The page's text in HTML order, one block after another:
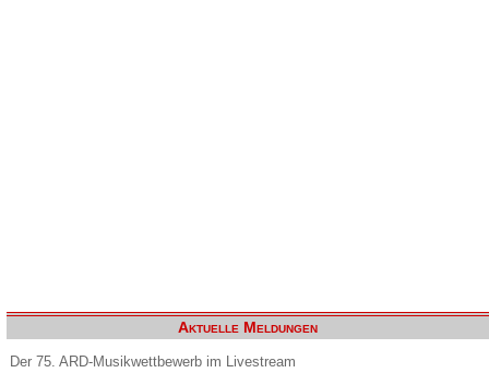
Aktuelle Meldungen
Der 75. ARD-Musikwettbewerb im Livestream